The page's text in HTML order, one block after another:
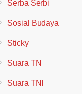
Serba Serbi
Sosial Budaya
Sticky
Suara TN
Suara TNI